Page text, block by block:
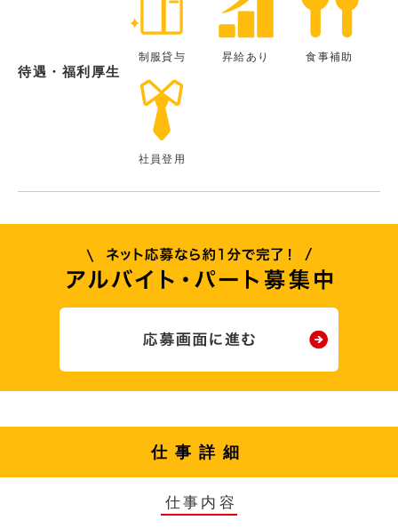
待遇・福利厚生
制服貸与 昇給あり 食事補助
社員登用
仕事詳細
仕事内容